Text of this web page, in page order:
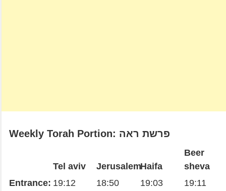
Weekly Torah Portion: פרשת ראה
Entrance:
Tel aviv
19:12
Jerusalem
18:50
Haifa
19:03
Beer
sheva
19:11